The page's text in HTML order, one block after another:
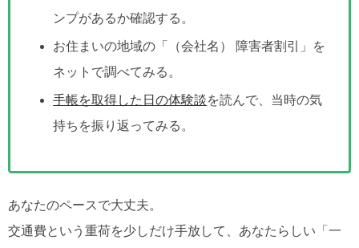
ンプがあるか確認する。
お住まいの地域の「（会社名） 障害者割引」を
ネットで調べてみる。
手帳を取得した日の体験談を読んで、当時の気
持ちを振り返ってみる。
あなたのペースで大丈夫。
交通費という重荷を少しだけ手放して、あなたらしい「一